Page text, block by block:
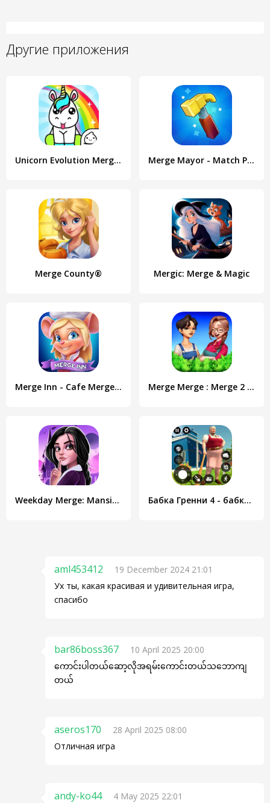
Другие приложения
Unicorn Evolution Merge Kawaii Merge Mayor - Match Puzzle
Merge County® Mergic: Merge & Magic
Merge Inn - Cafe Merge Game Merge Merge : Merge 2 Game
Weekday Merge: Mansion Mystery Бабка Гренни 4 - бабка Granny
aml453412
19 December 2024 21:01
Ух ты, какая красивая и удивительная игра,
спасибо
bar86boss367
10 April 2025 20:00
ကောင်းပါတယ်ဆော့လိုအရမ်းကောင်းတယ်သဘောကျ
တယ်
aseros170
28 April 2025 08:00
Отличная игра
andy-ko44
4 May 2025 22:01